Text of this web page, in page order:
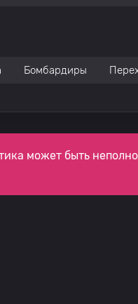
Бомбардиры
может быть